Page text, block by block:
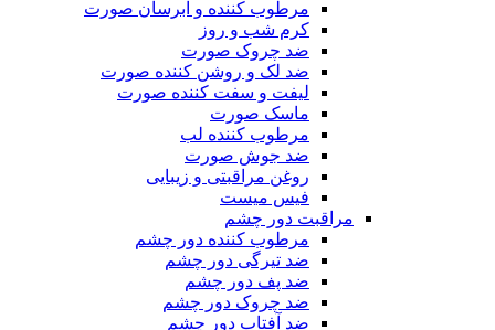
مرطوب کننده و آبرسان صورت
کرم شب و روز
ضد چروک صورت
ضد لک و روشن کننده صورت
لیفت و سفت کننده صورت
ماسک صورت
مرطوب کننده لب
ضد جوش صورت
روغن مراقبتی و زیبایی
فیس میست
مراقبت دور چشم
مرطوب کننده دور چشم
ضد تیرگی دور چشم
ضد پف دور چشم
ضد چروک دور چشم
ضد آفتاب دور چشم